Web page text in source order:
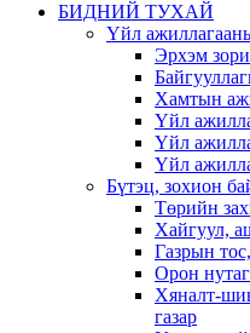
БИДНИЙ ТУХАЙ
Үйл
Эрхэм
Хамтын
Үйл
Үйл
Үйл
Бүтэц, зохион
Төрийн
Хайгуул,
Газрын
Орон
Хяналт-
газар